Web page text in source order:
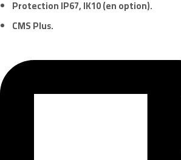
ProtectionIP67,IK10(en option).
CMS Plus.